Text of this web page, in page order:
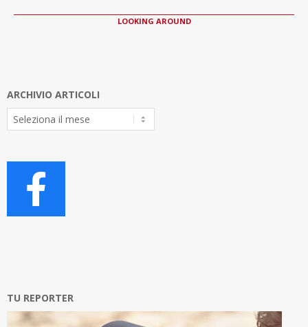
LOOKING AROUND
ARCHIVIO ARTICOLI
Archivio
Articoli
TU REPORTER